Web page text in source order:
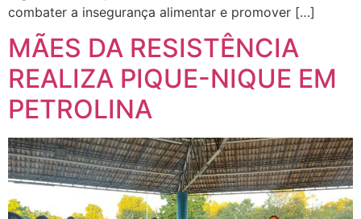
combater a insegurança alimentar e promover […]
MÃES DA RESISTÊNCIA
REALIZA PIQUE-NIQUE EM
PETROLINA